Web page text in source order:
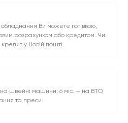
Ви можете готівкою,
розрахунком або кредитом. Чи
у Новій пошті.
на швейні машини; 6 міс. — на ВТО,
та преси.